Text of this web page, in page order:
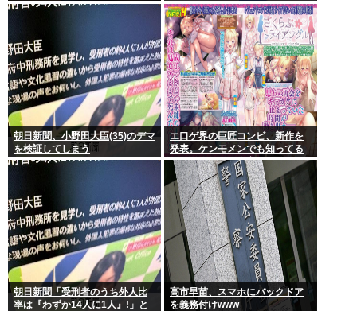
朝日新聞、小野田大臣(35)のデマ
を検証してしまう
エ口ゲ界の巨匠コンビ、新作を
発表。ケンモメンでも知ってる
レベルの原画と作家
朝日新聞「受刑者のうち外人比
率は『わずか14人に1人』!」と
高市早苗、スマホにバックドア
を義務付けwww